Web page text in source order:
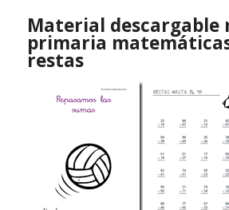
Material descargable
primaria
restas